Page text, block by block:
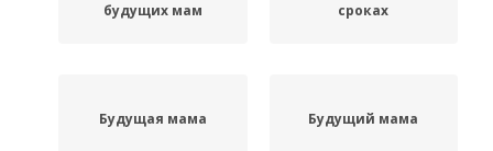
будущих мам
сроках
Будущая мама Будущий мама